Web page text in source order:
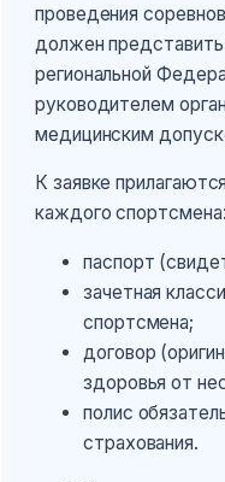
проведения
должен
региональной
руководителем
медицинским
К заявке
каждого спортсмена:
паспорт
зачетная
спортсмена;
договор
здоровья от
полис
страхования.